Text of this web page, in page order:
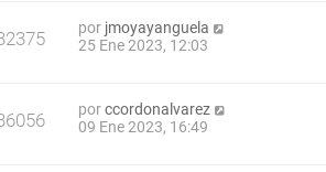
por jmoyayanguela
25 Ene 2023, 12:03
porccordonalvarez
09 Ene 2023, 16:49